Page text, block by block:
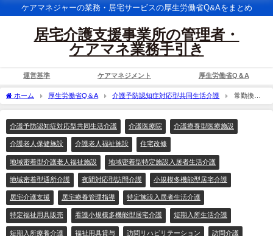
ケアマネジャーの業務・居宅サービスの厚生労働省Q&Aをまとめ
居宅介護支援事業所の管理者・
ケアマネ業務手引き
運営基準 ケアマネジメント 厚生労働省Q＆A
ホーム 厚生労働省Q＆A 介護予防認知症対応型共同生活介護
常勤換算
方法により算定される従業者が出張したり、また休暇を取った場合に、その出張や休
介護予防認知症対応型共同生活介護
介護医療院 介護療養型医療施設
介護老人保健施設 介護老人福祉施設 住宅改修
地域密着型介護老人福祉施設 地域密着型特定施設入居者生活介護
地域密着型通所介護 夜間対応型訪問介護 小規模多機能型居宅介護
居宅介護支援 居宅療養管理指導 特定施設入居者生活介護
特定福祉用具販売 看護小規模多機能型居宅介護 短期入所生活介護
短期入所療養介護 福祉用具貸与 訪問リハビリテーション 訪問介護